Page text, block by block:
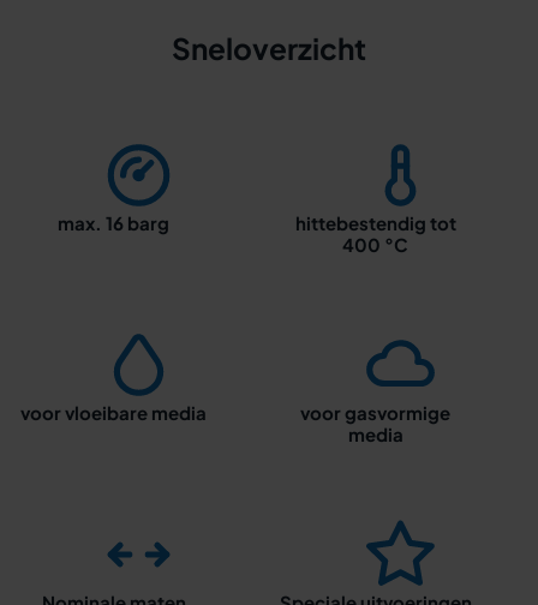
Sneloverzicht
max. 16 barg
hittebestendig tot
400 °C
voor vloeibare media
voor gasvormige
media